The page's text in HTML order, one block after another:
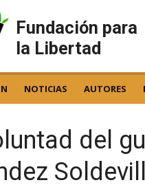
Fundación para
la Libertad
NOTICIAS AUTORES
del